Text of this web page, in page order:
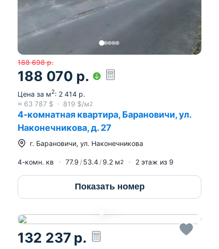
188 698 р.
188 070 р.
Цена за м2: 2 414 р.
≈ 63 787 $ 819 $/м2
4-комнатная квартира, Барановичи, ул.
Наконечникова, д. 27
г. Барановичи, ул. Наконечникова
4-комн. кв 77.9 53.4 9.2 м2 2 этаж из 9
Показать номер
132 237 р.